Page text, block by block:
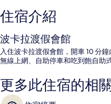
住宿介紹
波卡拉渡假會館
入住波卡拉渡假會館，開車 10 分
無線上網、自助停車和吃到飽自助
更多此住宿的相